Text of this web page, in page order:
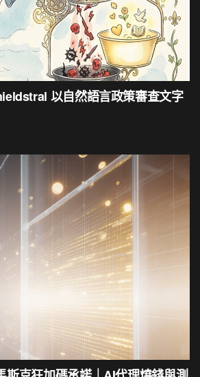
以自然語言政策審查文字